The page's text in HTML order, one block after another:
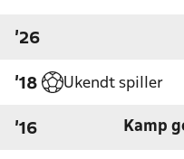
'26
'18 Ukendt spiller
'16 Kamp